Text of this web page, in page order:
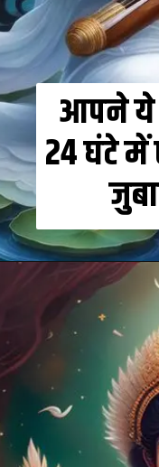
आपने ये
24 घंटे में